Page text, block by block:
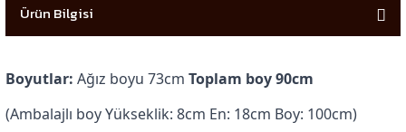
Ürün Bilgisi
Boyutlar: Ağız boyu 73cm Toplam boy 90cm
(Ambalajlı boy Yükseklik: 8cm En: 18cm Boy: 100cm)